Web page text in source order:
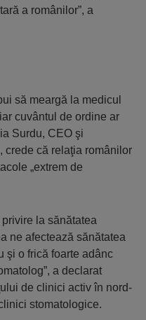
a românilor”, a
să meargă la medicul
cuvântul de ordine ar
Surdu, CEO şi
crede că relaţia românilor
„extrem de
la sănătatea
ne afectează sănătatea
şi o frică foarte adânc
a declarat
de clinici activ în nord-
stomatologice.